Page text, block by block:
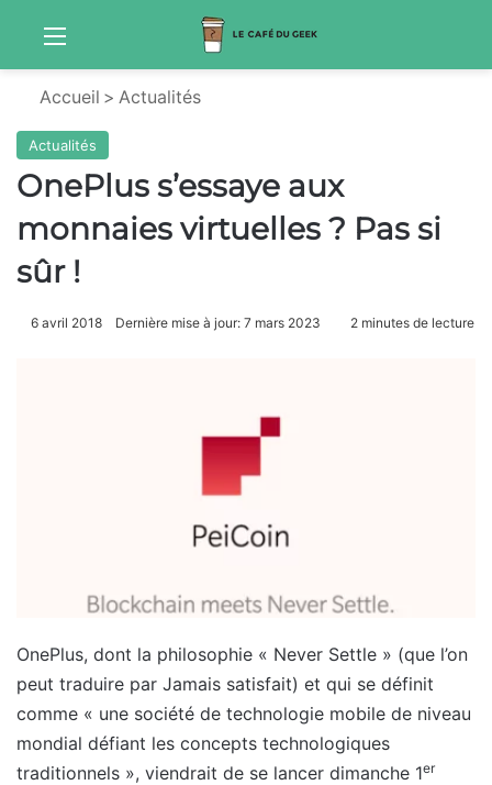
Accueil > Actualités
Actualités
OnePlus s’essaye aux
monnaies virtuelles ? Pas si
sûr !
6 avril 2018 Dernière mise à jour: 7 mars 2023 2 minutes de lecture
OnePlus, dont la philosophie « Never Settle » (que l’on
peut traduire par Jamais satisfait) et qui se définit
comme « une société de technologie mobile de niveau
mondial défiant les concepts technologiques
traditionnels », viendrait de se lancer dimanche 1er